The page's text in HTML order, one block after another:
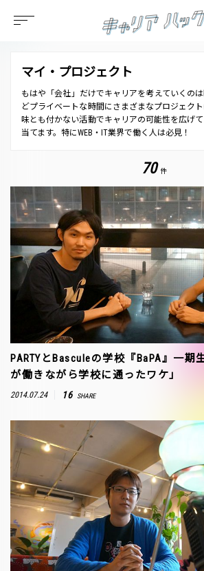
マイ・プロジェクト
もはや「会社」だけでキャリアを考えていくの
どプライベートな時間にさまざまなプロジェク
味とも付かない活動でキャリアの可能性を広げ
当てます。特にWEB・IT業界で働く人は必見！
70 件
PARTYとBasculeの学校『BaPA』一期
が働きながら学校に通ったワケ」
2014.07.24 16 SHARE